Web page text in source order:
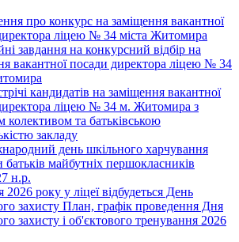
про конкурс на заміщення вакантної
ліцею № 34 міста Житомира
завдання на конкурсний відбір на
вакантної посади директора ліцею № 34
кандидатів на заміщення вакантної
ліцею № 34 м. Житомира з
колективом та батьківською
закладу
день шкільного харчування
батьків майбутніх першокласників
н.р.
2026 року у ліцеї відбудеться День
захисту План, графік проведення Дня
захисту і об'єктового тренування 2026